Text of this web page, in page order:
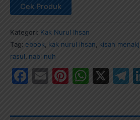
Cek Produk
Kategori: Kak Nurul Ihsan
Tag: ebook, kak nurul ihsan, kisah
rasul, nabi nuh
Facebook
EmailPinterest
X